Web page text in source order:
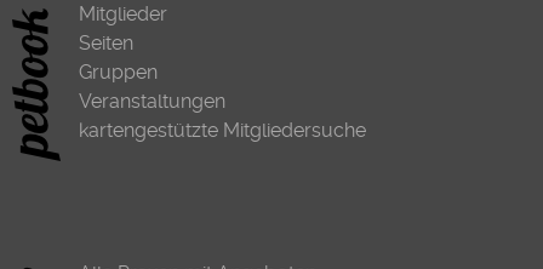
Mitglieder
Seiten
Gruppen
Veranstaltungen
kartengestützte Mitgliedersuche